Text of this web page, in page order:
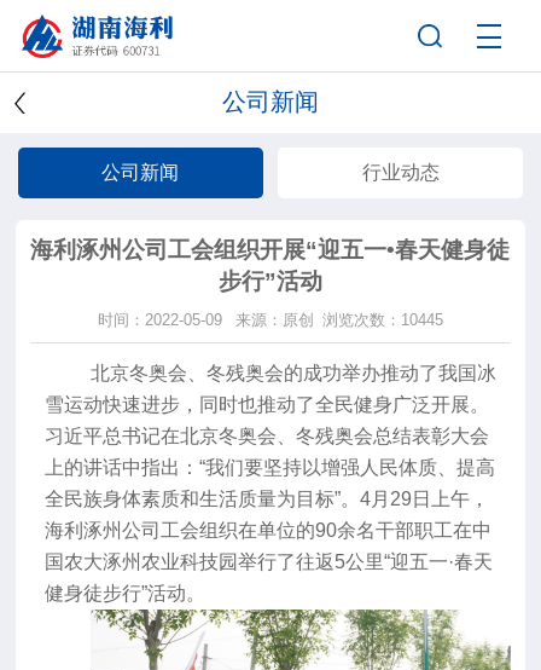
公司新闻
公司新闻 行业动态
海利涿州公司工会组织开展“迎五一•春天健身徒
步行”活动
时间：2022-05-09 来源：原创 浏览次数：10445
北京冬奥会、冬残奥会的成功举办推动了我国冰
雪运动快速进步，同时也推动了全民健身广泛开展。
习近平总书记在北京冬奥会、冬残奥会总结表彰大会
上的讲话中指出：“我们要坚持以增强人民体质、提高
全民族身体素质和生活质量为目标”。4月29日上午，
海利涿州公司工会组织在单位的90余名干部职工在中
国农大涿州农业科技园举行了往返5公里“迎五一·春天
健身徒步行”活动。